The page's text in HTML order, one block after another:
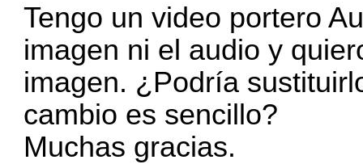
Tengo un video portero
imagen ni el audio y
imagen. ¿Podría
cambio es sencillo?
Muchas gracias.